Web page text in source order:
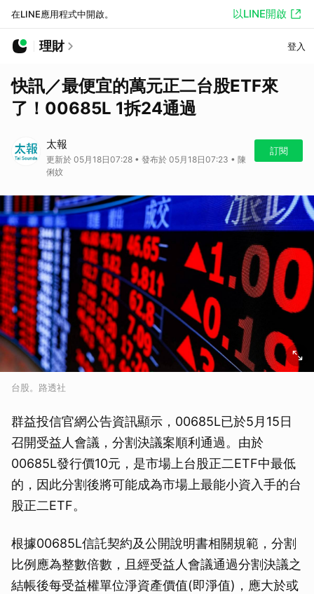
在LINE應用程式中開啟。 以LINE開啟
理財 登入
快訊／最便宜的萬元正二台股ETF來
了！00685L 1拆24通過
太報
更新於 05月18日07:28 • 發布於 05月18日07:23 • 陳
俐妏
訂閱
台股。路透社
群益投信官網公告資訊顯示，00685L已於5月15日
召開受益人會議，分割決議案順利通過。由於
00685L發行價10元，是市場上台股正二ETF中最低
的，因此分割後將可能成為市場上最能小資入手的台
股正二ETF。
根據00685L信託契約及公開說明書相關規範，分割
比例應為整數倍數，且經受益人會議通過分割決議之
結帳後每受益權單位淨資產價值(即淨值)，應大於或